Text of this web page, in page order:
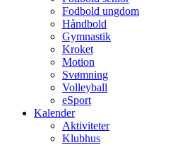
Fodbold ungdom
Håndbold
Gymnastik
Kroket
Motion
Svømning
Volleyball
eSport
Kalender
Aktiviteter
Klubhus